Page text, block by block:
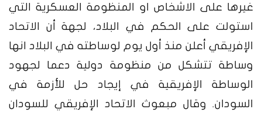
غيرها على الاشخاص او المنظومة العسكرية التي
استولت على الحكم في البلاد، لجهة أن الاتحاد
الإفريقي أعلن منذ أول يوم لوساطته في البلاد انها
وساطة تتشكل من منظومة دولية دعما لجهود
الوساطة الإفريقية في إيجاد حل للأزمة في
السودان. وقال مبعوث الاتحاد الإفريقي للسودان